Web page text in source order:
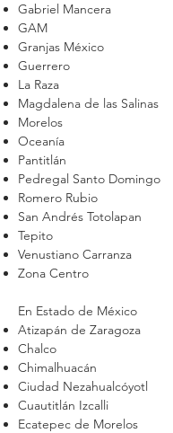
Gabriel Mancera
GAM
Granjas México
Guerrero
La Raza
Magdalena de las Salinas
Morelos
Oceanía
Pantitlán
Pedregal Santo Domingo
Romero Rubio
San Andrés Totolapan
Tepito
Venustiano Carranza
Zona Centro
En Estado de México
Atizapán de Zaragoza
Chalco
Chimalhuacán
Ciudad Nezahualcóyotl
Cuautitlán Izcalli
Ecatepec de Morelos